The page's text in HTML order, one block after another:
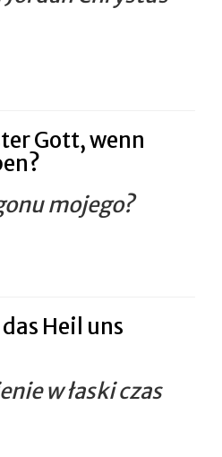
Gott, wenn
mojego?
Heil uns
w łaski czas